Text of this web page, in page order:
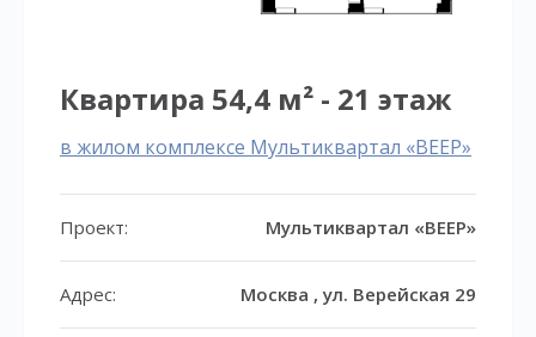
Квартира 54,4 м² - 21 этаж
в жилом комплексе Мультиквартал «ВЕЕР»
Проект: Мультиквартал «ВЕЕР»
Адрес: Москва , ул. Верейская 29